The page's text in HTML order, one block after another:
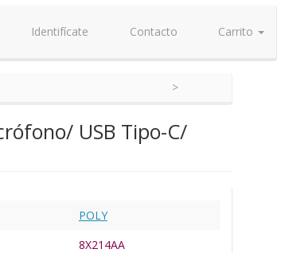
Identifícate Contacto Carrito
USB Tipo-C/
POLY
8X214AA